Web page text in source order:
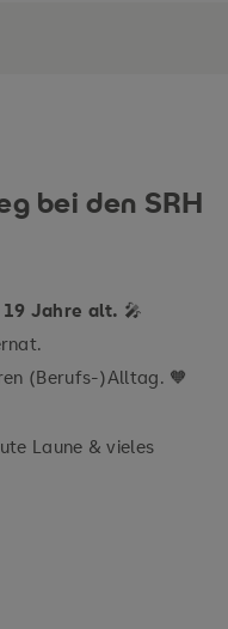
Sie den erweiteren
ändern.
Zustimmen
bei den SRH
Jahre alt. 🎤
(Berufs-)Alltag. 🧡
Laune & vieles